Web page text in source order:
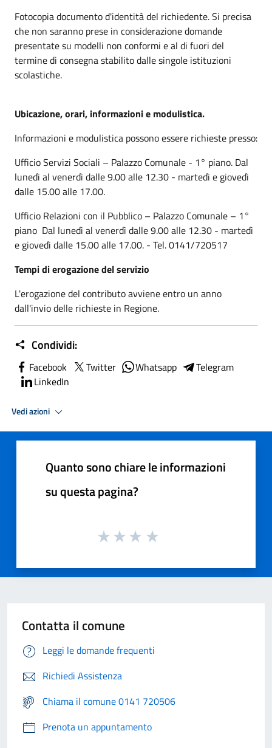
Fotocopia documento d'identità del richiedente. Si precisa
che non saranno prese in considerazione domande
presentate su modelli non conformi e al di fuori del
termine di consegna stabilito dalle singole istituzioni
scolastiche.
Ubicazione, orari, informazioni e modulistica.
Informazioni e modulistica possono essere richieste presso:
Ufficio Servizi Sociali – Palazzo Comunale - 1° piano. Dal
lunedì al venerdì dalle 9.00 alle 12.30 - martedì e giovedì
dalle 15.00 alle 17.00.
Ufficio Relazioni con il Pubblico – Palazzo Comunale – 1°
piano Dal lunedì al venerdì dalle 9.00 alle 12.30 - martedì
e giovedì dalle 15.00 alle 17.00. - Tel. 0141/720517
Tempi di erogazione del servizio
L'erogazione del contributo avviene entro un anno
dall'invio delle richieste in Regione.
Condividi:
Facebook Twitter Whatsapp
Telegram
LinkedIn
Vedi azioni
Quanto sono chiare le informazioni
su questa pagina?
Contatta il comune
Leggi le domande frequenti
Richiedi Assistenza
Chiama il comune 0141 720506
Prenota un appuntamento